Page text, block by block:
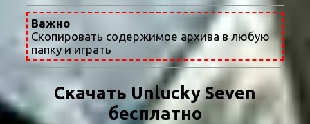
Важно
Скопировать содержимое архива в любую
папку и играть
Скачать Unlucky Seven
бесплатно